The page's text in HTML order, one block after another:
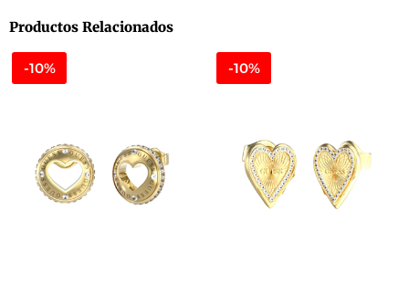
Productos Relacionados
-10% -10%